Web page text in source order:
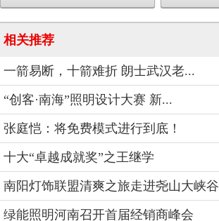
相关推荐
一箭易断，十箭难折 朗士武汉老...
“创客·南海”照明设计大赛 新...
张庭恺：将免费模式进行到底！
十大“卓越成就奖”之王继学
南阳灯饰联盟清爽之旅走进尧山大峡谷
绿能照明河南召开首届经销商峰会